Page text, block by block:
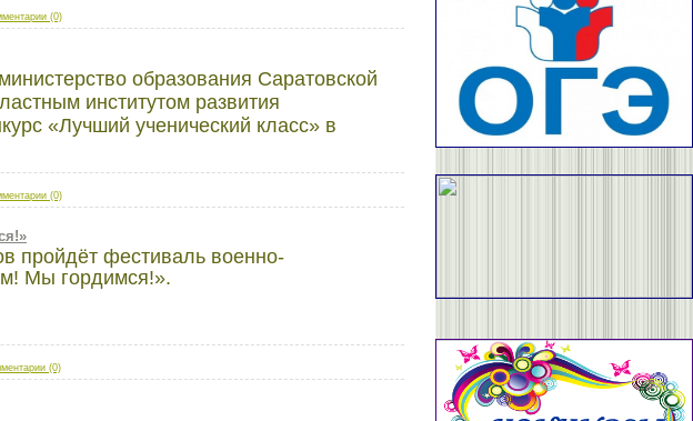
(0)
министерство образования Саратовской
институтом развития
«Лучший ученический класс» в
(0)
пройдёт фестиваль военно-
Мы гордимся!».
(0)